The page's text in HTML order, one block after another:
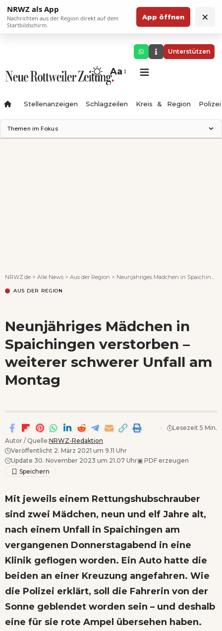
NRWZ als App
Nachrichten aus der Region direkt auf dem
Startbildschirm.
App öffnen ×
Unterstützen
Aa
Stellenanzeigen Schlagzeilen Kreis & Region Polizei
Themen im Fokus
NRWZ.de > Alle News > Aus der Region > Neunjähriges Mädchen in Spaichingen verstorben – weiterer schwerer Unfall am Montag
AUS DER REGION
Neunjähriges Mädchen in
Spaichingen verstorben –
weiterer schwerer Unfall am
Montag
Autor / Quelle:NRWZ-Redaktion
Veröffentlicht 2. März 2021 um 9.11 Uhr
Update 30. November 2023 um 21.07 Uhr▣ PDF erzeugen
Lesezeit 5 Min.
Mit jeweils einem Rettungshubschrauber
sind zwei Mädchen, neun und elf Jahre alt,
nach einem Unfall in Spaichingen am
vergangenen Donnerstagabend in eine
Klinik geflogen worden. Ein Auto hatte die
beiden an einer Kreuzung angefahren. Wie
die Polizei erklärt, soll die Fahrerin von der
Sonne geblendet worden sein – und deshalb
eine für sie rote Ampel übersehen haben.